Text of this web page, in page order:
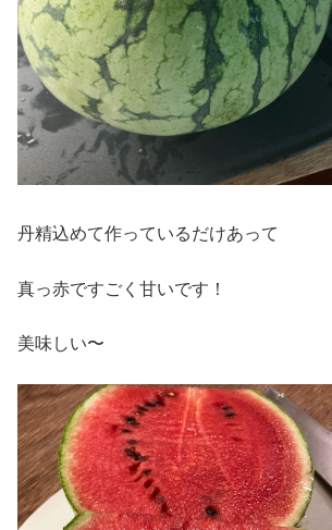
丹精込めて作っているだけあって
真っ赤ですごく甘いです！
美味しい〜